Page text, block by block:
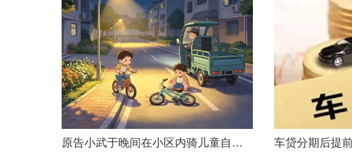
原告小武于晚间在小区内骑儿童自行车与被告常某驾驶的电动三轮车发生碰撞，致使小武受伤且自行车损坏。事发后，小武及其法定代理人与被告多次协商未果，遂诉至法院请求得到赔偿。菏泽经济开发区人民法院经审理后认为，被告常某驾驶电动三轮车，与骑儿童自行车的小武在小区内主干道发生碰撞一案事实清楚。小武作为一名年仅7岁的未成年人，骑儿童自行车由小道汇入主路时车速较快，致使在主路行驶的常某躲闪不及，并且事故发生时小武......